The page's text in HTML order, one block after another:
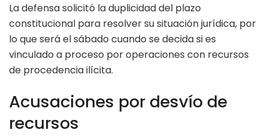
La defensa solicitó la duplicidad del plazo
constitucional para resolver su situación jurídica, por
lo que será el sábado cuando se decida si es
vinculado a proceso por operaciones con recursos
de procedencia ilícita.
Acusaciones por desvío de
recursos